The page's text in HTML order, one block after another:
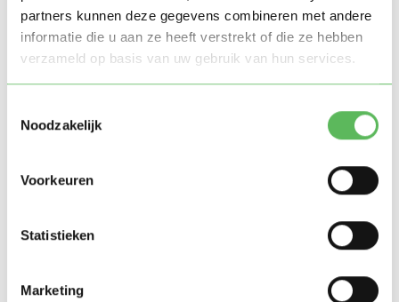
partners kunnen deze gegevens combineren met andere
informatie die u aan ze heeft verstrekt of die ze hebben
verzameld op basis van uw gebruik van hun services.
Noodzakelijk
Voorkeuren
Statistieken
Marketing
Locatie oppasadres (De Krim)